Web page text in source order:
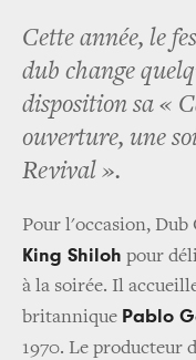
Cette année, le
dub change
disposition sa «
ouverture, une
Revival ».
Pour l'occasion, Dub
King Shiloh pour
à la soirée. Il
britannique Pablo
1970. Le producteur